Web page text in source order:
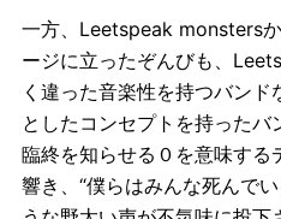
一方、Leetspeak monsters
ージに立ったぞんびも、
く違った音楽性を持つバンド
としたコンセプトを持ったバ
臨終を知らせる０を意味する
響き、“僕らはみんな死んで